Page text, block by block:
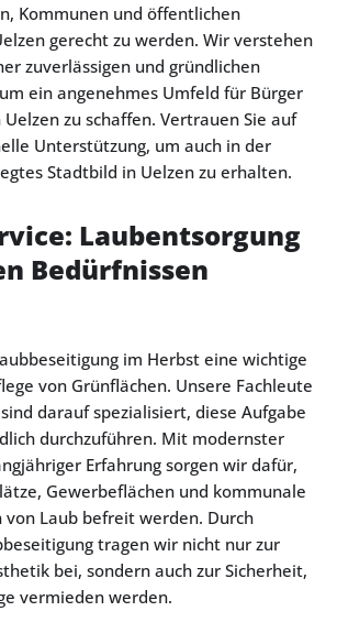
Kommunen und öffentlichen
gerecht zu werden. Wir verstehen
zuverlässigen und gründlichen
ein angenehmes Umfeld für Bürger
zu schaffen. Vertrauen Sie auf
Unterstützung, um auch in der
Stadtbild in Uelzen zu erhalten.
Laubentsorgung
Bedürfnissen
im Herbst eine wichtige
von Grünflächen. Unsere Fachleute
darauf spezialisiert, diese Aufgabe
durchzuführen. Mit modernster
Erfahrung sorgen wir dafür,
Gewerbeflächen und kommunale
von Laub befreit werden. Durch
tragen wir nicht nur zur
bei, sondern auch zur Sicherheit,
vermieden werden.